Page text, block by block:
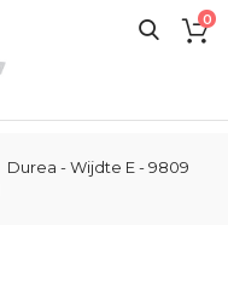
0
Durea - Wijdte E - 9809